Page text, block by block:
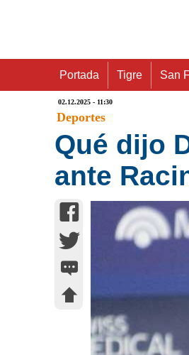
Portada Tigre San
02.12.2025 - 11:30
Deportes
Qué dijo
ante